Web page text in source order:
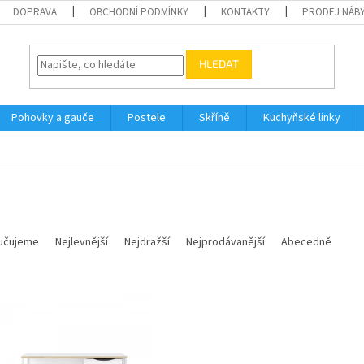
DOPRAVA OBCHODNÍ PODMÍNKY KONTAKTY PRODEJ
HLEDAT
Pohovky a gauče Postele Skříně Kuchyňské linky
Nejlevnější Nejdražší Nejprodávanější Abecedně